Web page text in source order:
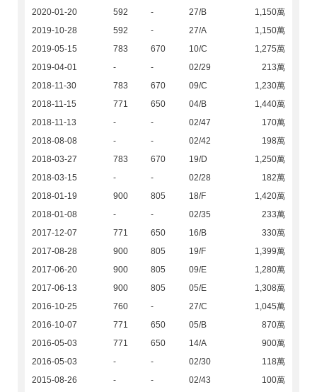
2020-01-20
592 - 27/B
1,150萬
2019-10-28
592 - 27/A
1,150萬
2019-05-15
783 670 10/C
1,275萬
2019-04-01
- - 02/29
213萬
2018-11-30
783 670 09/C
1,230萬
2018-11-15
771 650 04/B
1,440萬
2018-11-13
- - 02/47
170萬
2018-08-08
- - 02/42
198萬
2018-03-27
783 670 19/D
1,250萬
2018-03-15
- - 02/28
182萬
2018-01-19
900 805 18/F
1,420萬
2018-01-08
- - 02/35
233萬
2017-12-07
771 650 16/B
330萬
2017-08-28
900 805 19/F
1,399萬
2017-06-20
900 805 09/E
1,280萬
2017-06-13
900 805 05/E
1,308萬
2016-10-25
760 - 27/C
1,045萬
2016-10-07
771 650 05/B
870萬
2016-05-03
771 650 14/A
900萬
2016-05-03
- - 02/30
118萬
2015-08-26
- - 02/43 100萬